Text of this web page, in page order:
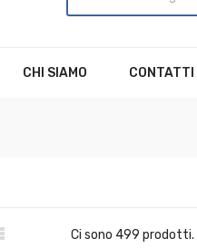
CHI SIAMO CONTATTI
Ci sono 499 prodotti.